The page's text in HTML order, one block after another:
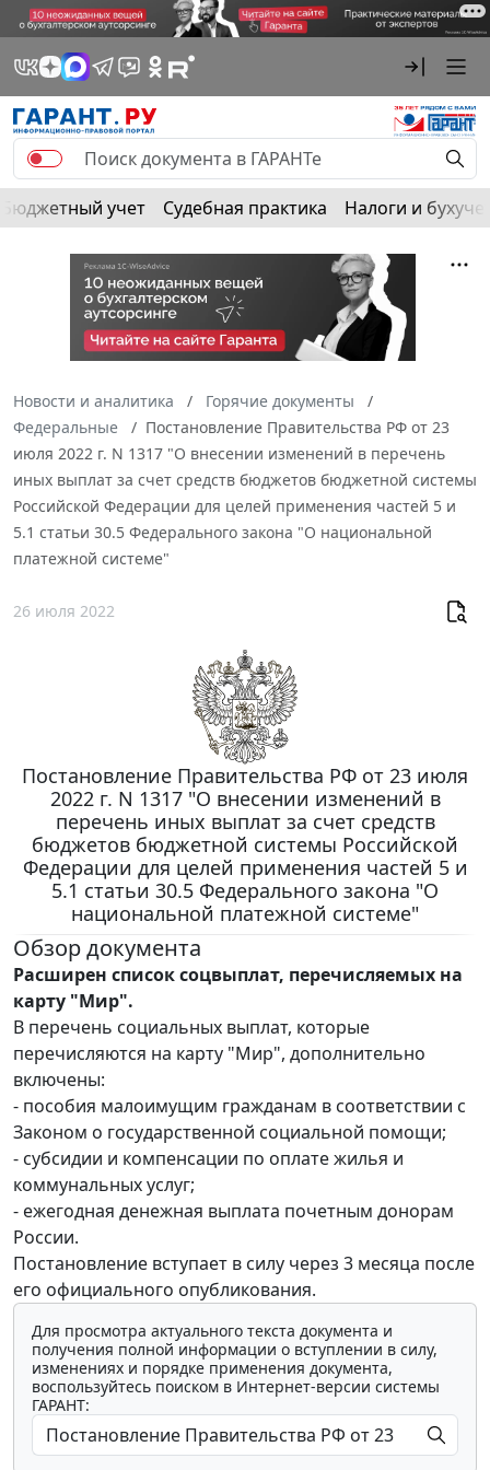
Бюджетный учет Судебная практика Налоги и
Новости и аналитика
Горячие документы
Федеральные
Постановление Правительства РФ от 23
июля 2022 г. N 1317 "О внесении изменений в перечень
иных выплат за счет средств бюджетов бюджетной системы
Российской Федерации для целей применения частей 5 и
5.1 статьи 30.5 Федерального закона "О национальной
платежной системе"
26 июля 2022
Постановление Правительства РФ от 23 июля
2022 г. N 1317 "О внесении изменений в
перечень иных выплат за счет средств
бюджетов бюджетной системы Российской
Федерации для целей применения частей 5 и
5.1 статьи 30.5 Федерального закона "О
национальной платежной системе"
Обзор документа
Расширен список соцвыплат, перечисляемых на
карту "Мир".
В перечень социальных выплат, которые
перечисляются на карту "Мир", дополнительно
включены:
- пособия малоимущим гражданам в соответствии с
Законом о государственной социальной помощи;
- субсидии и компенсации по оплате жилья и
коммунальных услуг;
- ежегодная денежная выплата почетным донорам
России.
Постановление вступает в силу через 3 месяца после
его официального опубликования.
Для просмотра актуального текста документа и
получения полной информации о вступлении в силу,
изменениях и порядке применения документа,
воспользуйтесь поиском в Интернет-версии системы
ГАРАНТ: